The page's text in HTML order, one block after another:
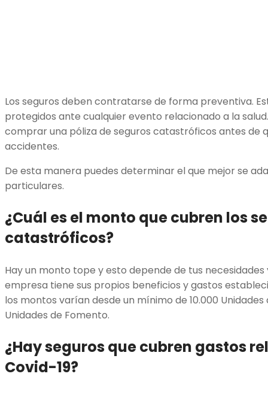
Los seguros deben contratarse de forma preventiva.
protegidos ante cualquier evento relacionado a la
comprar una póliza de seguros catastróficos antes de
accidentes.
De esta manera puedes determinar el que mejor se
particulares.
¿Cuál es el monto que cubren los
catastróficos?
Hay un monto tope y esto depende de tus
empresa tiene sus propios beneficios y gastos
los montos varían desde un mínimo de 10.000
Unidades de Fomento.
¿Hay seguros que cubren gastos
Covid-19?